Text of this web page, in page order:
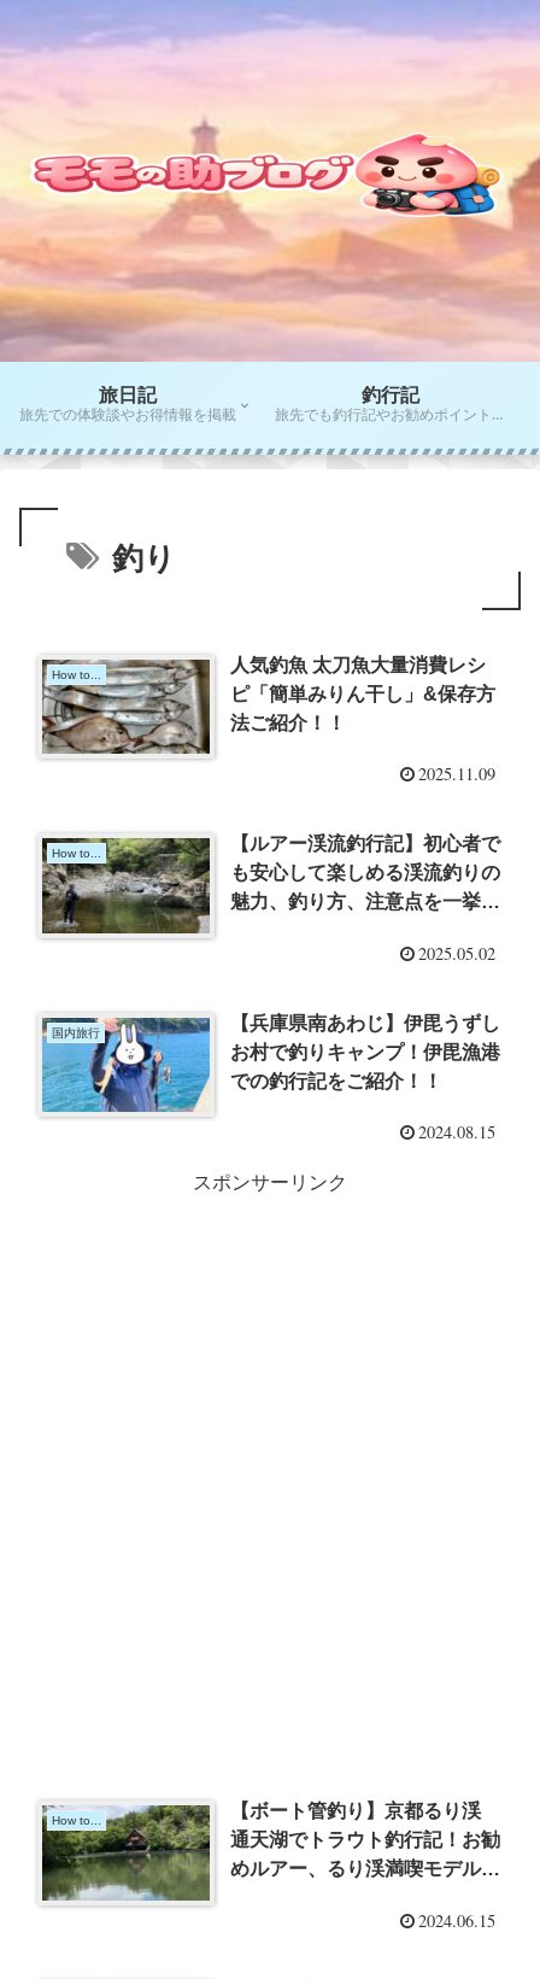
旅日記
旅先での体験談やお得情報を掲載
釣行記
旅先でも釣行記やお勧めポイントをご紹介！！
釣り
How to...
人気釣魚 太刀魚大量消費レシ
ピ「簡単みりん干し」&保存方
法ご紹介！！
2025.11.09
How to...
【ルアー渓流釣行記】初心者で
も安心して楽しめる渓流釣りの
魅力、釣り方、注意点を一挙ご
2025.05.02
国内旅行
【兵庫県南あわじ】伊毘うずし
お村で釣りキャンプ！伊毘漁港
での釣行記をご紹介！！
2024.08.15
スポンサーリンク
How to...
【ボート管釣り】京都るり渓
通天湖でトラウト釣行記！お勧
めルアー、るり渓満喫モデルコ
2024.06.15